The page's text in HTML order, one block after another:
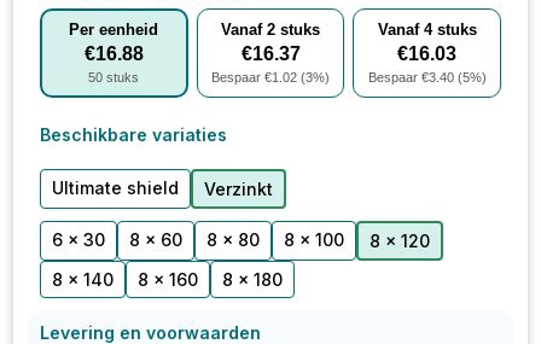
Per eenheid
€16.88
50 stuks
Vanaf 2 stuks
€16.37
Bespaar €1.02 (3%)
Vanaf 4stuks
€16.03
Bespaar €3.40(5%)
Beschikbare variaties
Ultimate shield Verzinkt
6 x 30 8 x 60 8 x 80 8 x 100
8 x 120
8 x 140
8 x 160 8 x 180
Levering en voorwaarden